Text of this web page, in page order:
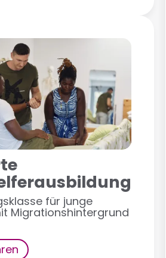
für junge
Migrationshintergrund